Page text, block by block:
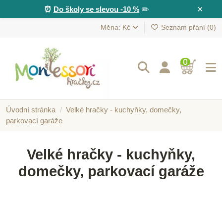
×
⏰ Do školy se slevou -10 %✏️
Měna: Kč Seznam přání (0)
0
Úvodní stránka
Velké hračky - kuchyňky, domečky,
parkovací garáže
Velké hračky - kuchyňky,
domečky, parkovací garáže